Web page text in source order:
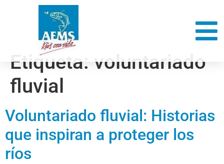
Etiqueta: voluntariado
fluvial
Voluntariado fluvial: Historias
que inspiran a proteger los
ríos